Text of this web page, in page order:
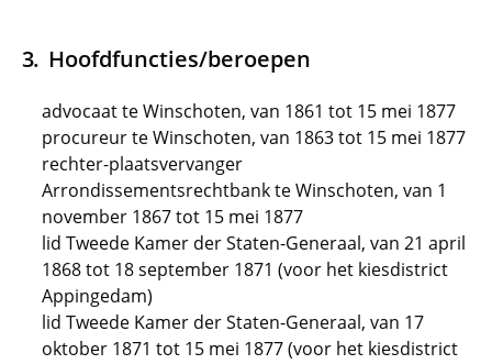
Hoofdfuncties/beroepen
advocaat te Winschoten, van 1861 tot 15 mei 1877
procureur te Winschoten, van 1863 tot 15 mei 1877
rechter-plaatsvervanger
Arrondissementsrechtbank te Winschoten, van 1
november 1867 tot 15 mei 1877
lid Tweede Kamer der Staten-Generaal, van 21 april
1868 tot 18 september 1871 (voor het kiesdistrict
Appingedam)
lid Tweede Kamer der Staten-Generaal, van 17
oktober 1871 tot 15 mei 1877 (voor het kiesdistrict